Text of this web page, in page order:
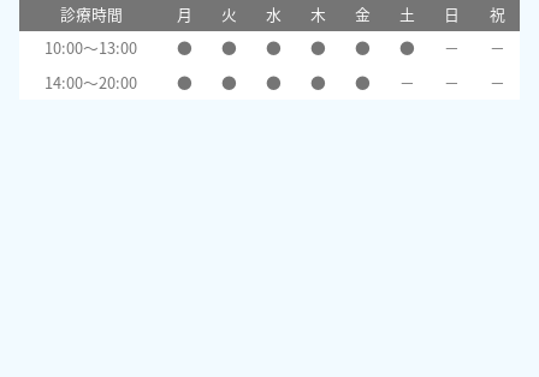
診療時間 月 火 水 木 金 土 日
祝
10:00～13:00
● ● ● ● ● ● －
－
14:00～20:00
● ● ● ● ● － － －